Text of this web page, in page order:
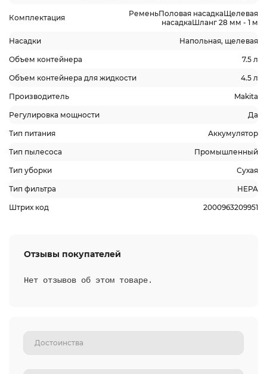
Комплектация
РеменьПоловая насадкаЩелевая
насадкаШланг 28 мм - 1 м
Насадки Напольная, щелевая
Объем контейнера 7.5 л
Объем контейнера для жидкости 4.5 л
Производитель Makita
Регулировка мощности Да
Тип питания Аккумулятор
Тип пылесоса Промышленный
Тип уборки Сухая
Тип фильтра HEPA
Штрих код 2000963209951
Отзывы покупателей
Нет отзывов об этом товаре.